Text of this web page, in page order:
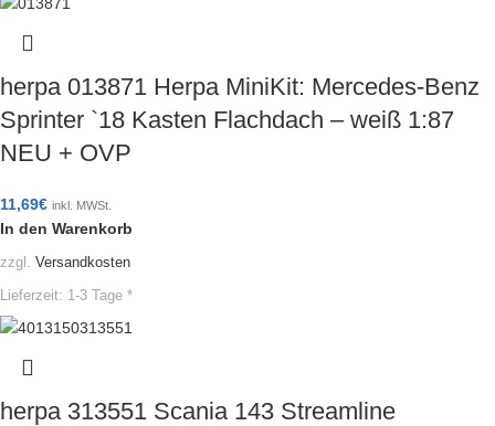
herpa 013871 Herpa MiniKit: Mercedes-Benz
Sprinter `18 Kasten Flachdach – weiß 1:87
NEU + OVP
11,69€ inkl. MWSt.
In den Warenkorb
zzgl. Versandkosten
Lieferzeit: 1-3 Tage *
herpa 313551 Scania 143 Streamline